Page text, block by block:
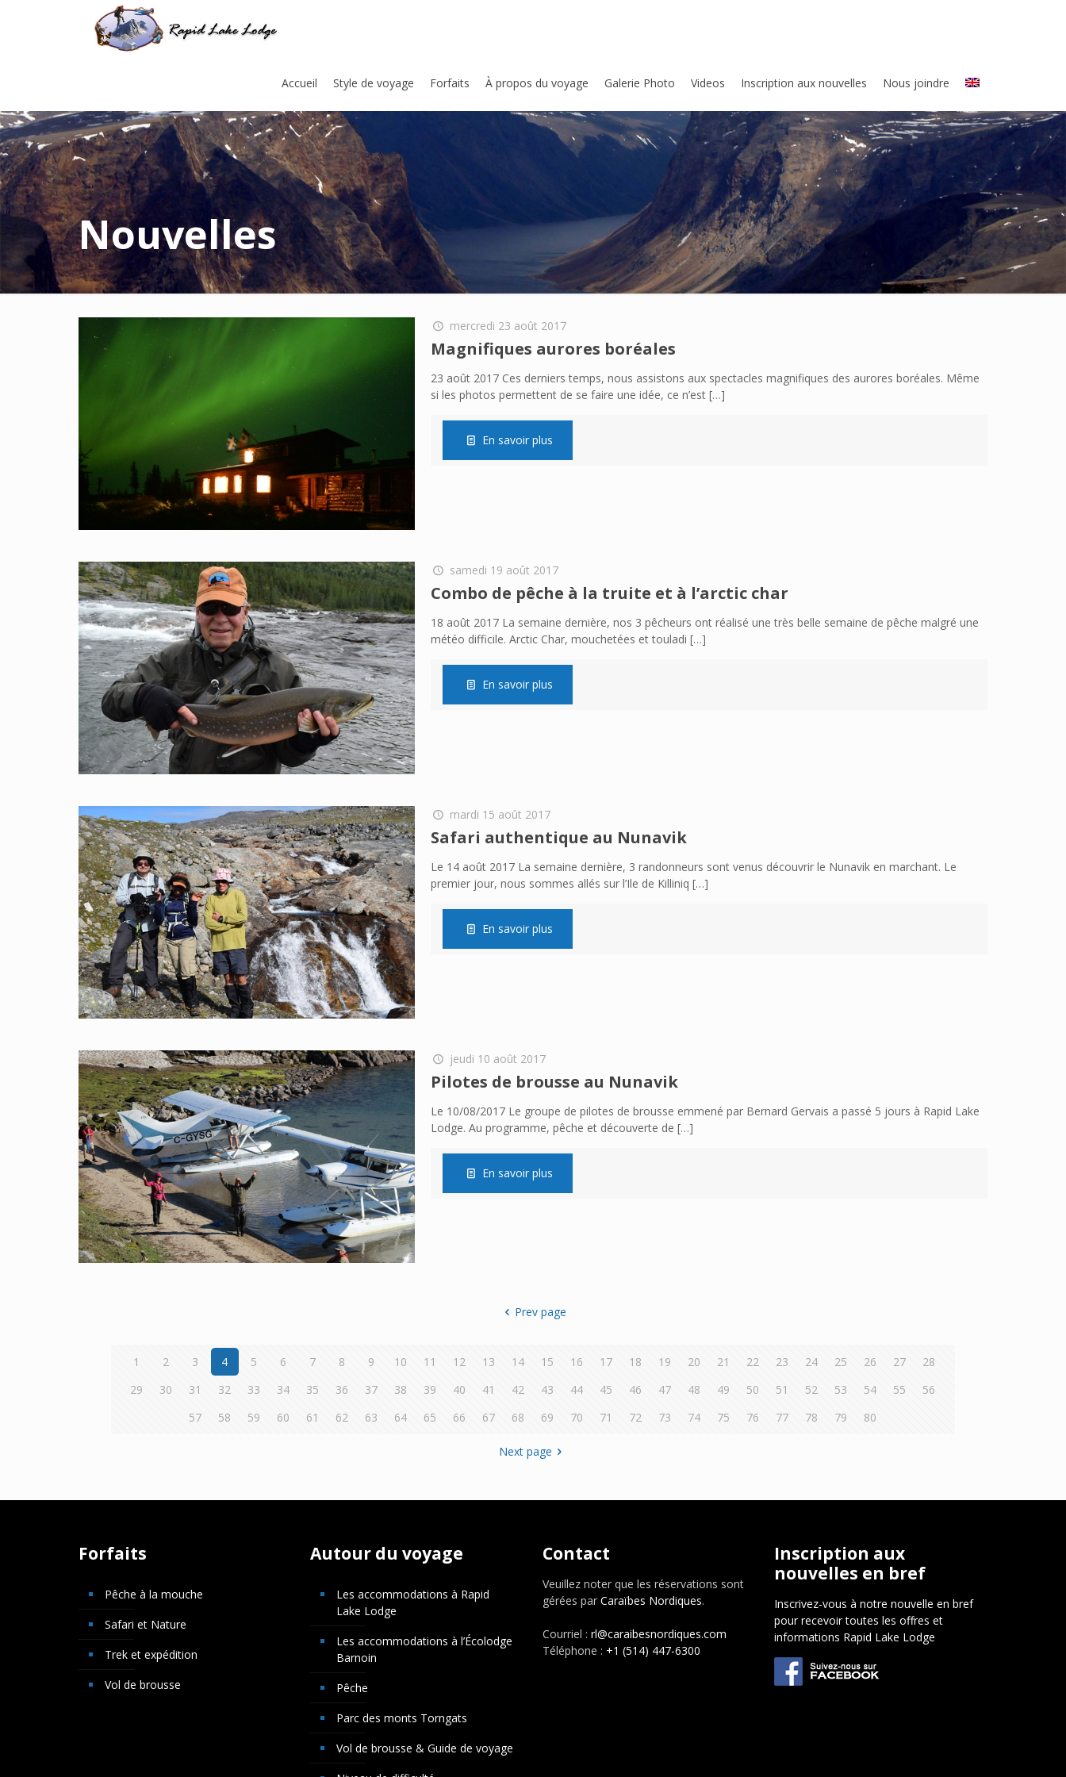
Accueil Style de voyage Forfaits À propos du voyage Galerie Photo Videos Inscription aux nouvelles Nous joindre
Nouvelles
mercredi 23 août 2017
Magnifiques aurores boréales
23 août 2017 Ces derniers temps, nous assistons aux spectacles magnifiques des aurores boréales. Même
si les photos permettent de se faire une idée, ce n’est[…]
En savoir plus
samedi 19 août 2017
Combo de pêche à la truite et à l’arctic char
18 août 2017 La semaine dernière, nos 3 pêcheurs ont réalisé une très belle semaine de pêche malgré une
météo difficile. Arctic Char, mouchetées et touladi […]
En savoir plus
mardi 15 août 2017
Safari authentique au Nunavik
Le 14 août 2017 La semaine dernière, 3 randonneurs sont venus découvrir le Nunavik en marchant. Le
premier jour, nous sommes allés sur l’Ile de Killiniq […]
En savoir plus
jeudi 10 août 2017
Pilotes de brousse au Nunavik
Le 10/08/2017 Le groupe de pilotes de brousse emmené par Bernard Gervais a passé 5 jours à Rapid Lake
Lodge. Au programme, pêche et découverte de […]
En savoir plus
Prev page
1 2 3 4 5 6 7 8 9 10 11 12 13 14 15 16 17 18 19 20 21 22 23 24 25 26 27
28
29
30 31 32 33 34 35 36 37 38 39 40 41 42 43 44 45 46 47 48 49 50 51 52 53 54 55
56
57
58 59 60 61 62 63 64 65 66 67 68 69 70 71 72 73 74 75 76 77 78 79 80
Next page
Forfaits
Pêche à la mouche
Safari et Nature
Trek et expédition
Vol de brousse
Autour du voyage
Les accommodations à Rapid
Lake Lodge
Les accommodations à l’Écolodge
Barnoin
Pêche
Parc des monts Torngats
Vol de brousse & Guide de voyage
Contact
Veuillez noter que les réservations sont
gérées par Caraïbes Nordiques.
Courriel : rl@caraibesnordiques.com
Téléphone : +1 (514) 447-6300
Inscription aux
nouvelles en bref
Inscrivez-vous à notre nouvelle en bref
pour recevoir toutes les offres et
informations Rapid Lake Lodge